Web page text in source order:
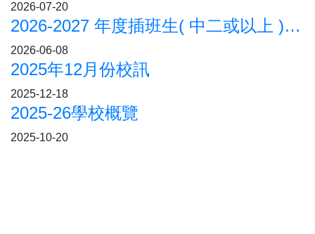
2026-07-20
2026-2027 年度插班生( 中二或以上 )申請須知
2026-06-08
2025年12月份校訊
2025-12-18
2025-26學校概覽
2025-10-20